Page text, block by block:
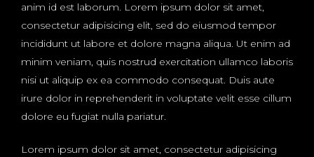
anim id est laborum. Lorem ipsum dolor sit amet,
consectetur adipisicing elit, sed do eiusmod tempor
incididunt ut labore et dolore magna aliqua. Ut enim ad
minim veniam, quis nostrud exercitation ullamco laboris
nisi ut aliquip ex ea commodo consequat. Duis aute
irure dolor in reprehenderit in voluptate velit esse cillum
dolore eu fugiat nulla pariatur.
Lorem ipsum dolor sit amet, consectetur adipisicing